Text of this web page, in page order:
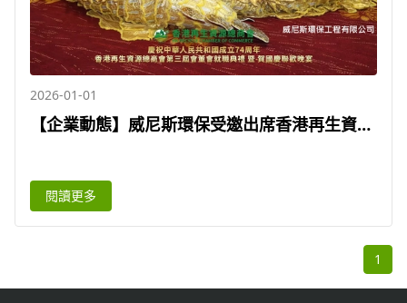
2026-01-01
【企業動態】威尼斯環保受邀出席香港再生資源
就職典禮
閱讀更多
1